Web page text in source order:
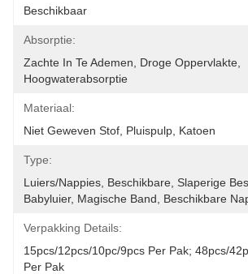
Beschikbaar
Absorptie:
Zachte In Te Ademen, Droge Oppervlakte,
Hoogwaterabsorptie
Materiaal:
Niet Geweven Stof, Pluispulp, Katoen
Type:
Luiers/Nappies, Beschikbare, Slaperige
Babyluier, Magische Band, Beschikbare
Verpakking Details:
15pcs/12pcs/10pc/9pcs Per Pak; 48pcs/
Per Pak